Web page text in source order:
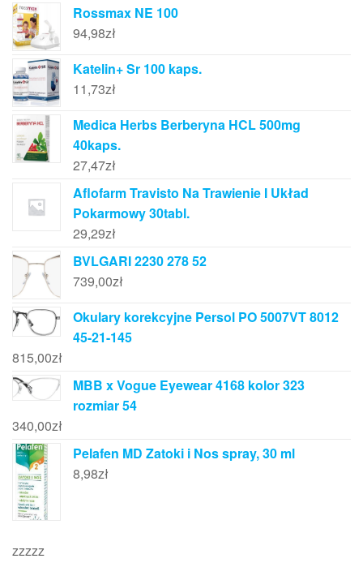
Rossmax NE 100
94,98zł
Katelin+ Sr 100 kaps.
11,73zł
Medica Herbs Berberyna HCL 500mg
40kaps.
27,47zł
Aflofarm Travisto Na Trawienie I Układ
Pokarmowy 30tabl.
29,29zł
BVLGARI 2230 278 52
739,00zł
Okulary korekcyjne Persol PO 5007VT 8012
45-21-145
815,00zł
MBB x Vogue Eyewear 4168 kolor 323
rozmiar 54
340,00zł
Pelafen MD Zatoki i Nos spray, 30 ml
8,98zł
zzzzz